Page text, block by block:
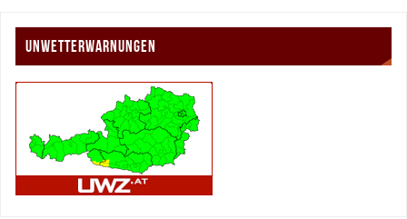
UNWETTERWARNUNGEN